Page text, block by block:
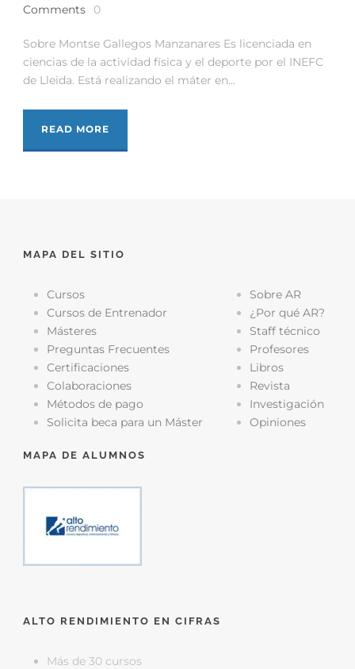
Comments
0
Sobre Montse Gallegos Manzanares Es licenciada en
ciencias de la actividad física y el deporte por el INEFC
de Lleida. Está realizando el máter en...
READ MORE
MAPA DEL SITIO
Cursos
Cursos de Entrenador
Másteres
Preguntas Frecuentes
Certificaciones
Colaboraciones
Métodos de pago
Solicita beca para un Máster
Sobre AR
¿Por qué AR?
Staff técnico
Profesores
Libros
Revista
Investigación
Opiniones
MAPA DE ALUMNOS
ALTO RENDIMIENTO EN CIFRAS
Más de 30 cursos